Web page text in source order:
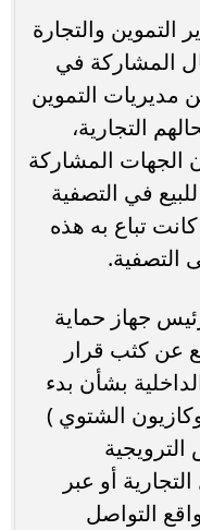
التموين والتجارة
المشاركة في
مديريات التموين
التجارية،
الجهات المشاركة
في التصفية
تباع به هذه
التصفية.
جهاز حماية
عن كثب قرار
بشأن بدء
الشتوي )
أو عبر
التواصل